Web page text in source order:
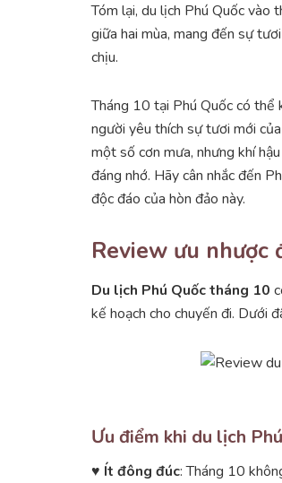
Tóm lại, du lịch Phú Quốc vào
giữa hai mùa, mang đến sự
chịu.
Tháng 10 tại Phú Quốc có thể
người yêu thích sự tươi mới
một số cơn mưa, nhưng khí
đáng nhớ. Hãy cân nhắc đến
độc đáo của hòn đảo này.
Review ưu nhược
Du lịch Phú Quốc tháng 10
kế hoạch cho chuyến đi. Dưới
Ưu điểm khi du lịch
♥ Ít đông đúc: Tháng 10